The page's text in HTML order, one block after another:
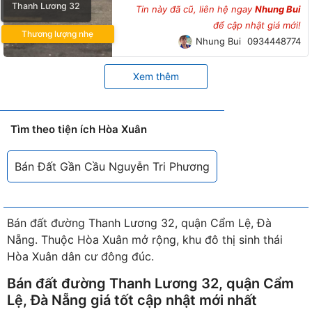
Thanh Lương 32
Thương lượng nhẹ
Tin này đã cũ, liên hệ ngayNhung Bui
để cập nhật giá mới!
Nhung Bui 0934448774
Xem thêm
Tìm theo tiện ích Hòa Xuân
Bán Đất Gần Cầu Nguyễn Tri Phương
Bán đất đường Thanh Lương 32, quận Cẩm Lệ, Đà
Nẵng. Thuộc Hòa Xuân mở rộng, khu đô thị sinh thái
Hòa Xuân dân cư đông đúc.
Bán đất đường Thanh Lương 32, quận Cẩm
Lệ, Đà Nẵng giá tốt cập nhật mới nhất